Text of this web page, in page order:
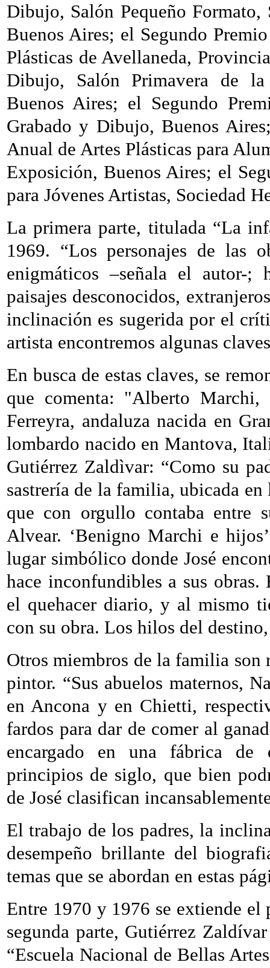
Dibujo, Salón Pequeño
Buenos Aires; el Segundo
Plásticas de Avellaneda,
Dibujo, Salón Primavera de
Buenos Aires; el Segundo
Grabado y Dibujo, Buenos
Anual de Artes Plásticas para
Exposición, Buenos Aires; el
para Jóvenes Artistas, Sociedad
La primera parte, titulada “La
1969. “Los personajes de las
enigmáticos –señala el autor-;
paisajes desconocidos,
inclinación es sugerida por el
artista encontremos algunas
En busca de estas claves, se
que comenta: "Alberto
Ferreyra, andaluza nacida en
lombardo nacido en Mantova,
Gutiérrez Zaldìvar: “Como su
sastrería de la familia, ubicada
que con orgullo contaba entre
Alvear. ‘Benigno Marchi e
lugar simbólico donde José
hace inconfundibles a sus
el quehacer diario, y al mismo
con su obra. Los hilos del
Otros miembros de la familia
pintor. “Sus abuelos maternos,
en Ancona y en Chietti,
fardos para dar de comer al
encargado en una fábrica de
principios de siglo, que bien
de José clasifican
El trabajo de los padres, la
desempeño brillante del
temas que se abordan en estas
Entre 1970 y 1976 se extiende
segunda parte, Gutiérrez
“Escuela Nacional de Bellas